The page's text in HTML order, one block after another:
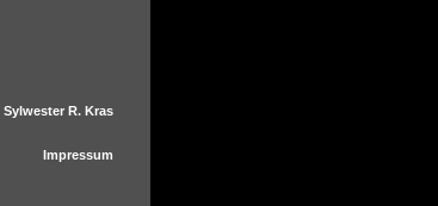
Sylwester R. Kras
Impressum